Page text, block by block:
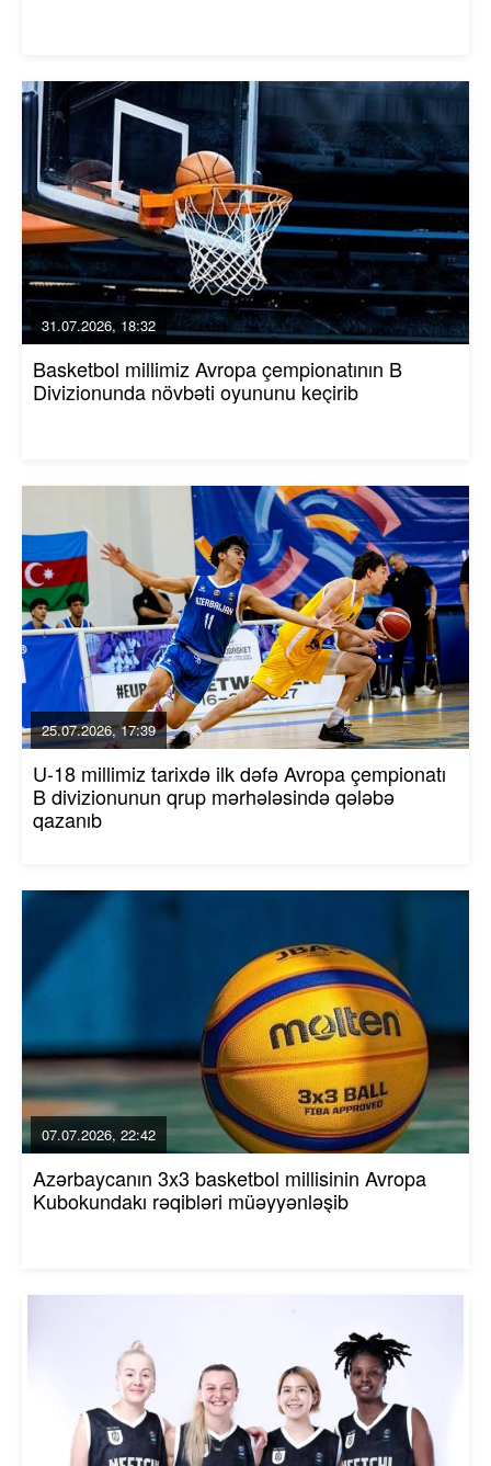
31.07.2026, 18:32
Basketbol millimiz Avropa çempionatının B
Divizionunda növbəti oyununu keçirib
25.07.2026, 17:39
U-18 millimiz tarixdə ilk dəfə Avropa çempionatı
B divizionunun qrup mərhələsində qələbə
qazanıb
07.07.2026, 22:42
Azərbaycanın 3x3 basketbol millisinin Avropa
Kubokundakı rəqibləri müəyyənləşib